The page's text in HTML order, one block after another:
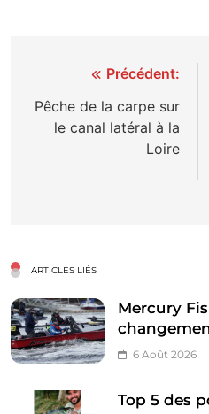
Navigation
de
l’article
Précédent:
Pêche de la carpe sur
le canal latéral à la
Loire
ARTICLES LIÉS
Mercury
6 Août 2026
Top 5 des